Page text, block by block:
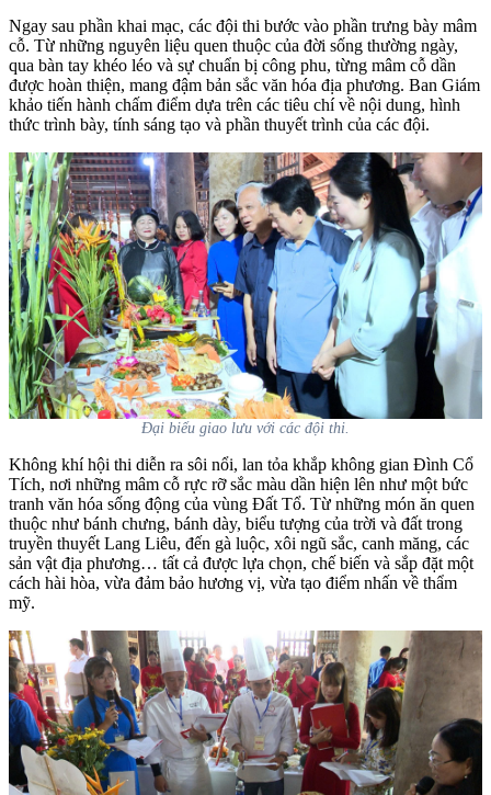
Ngay sau phần khai mạc, các đội thi bước vào phần trưng bày mâm
cỗ. Từ những nguyên liệu quen thuộc của đời sống thường ngày,
qua bàn tay khéo léo và sự chuẩn bị công phu, từng mâm cỗ dần
được hoàn thiện, mang đậm bản sắc văn hóa địa phương. Ban Giám
khảo tiến hành chấm điểm dựa trên các tiêu chí về nội dung, hình
thức trình bày, tính sáng tạo và phần thuyết trình của các đội.
Đại biểu giao lưu với các đội thi.
Không khí hội thi diễn ra sôi nổi, lan tỏa khắp không gian Đình Cổ
Tích, nơi những mâm cỗ rực rỡ sắc màu dần hiện lên như một bức
tranh văn hóa sống động của vùng Đất Tổ. Từ những món ăn quen
thuộc như bánh chưng, bánh dày, biểu tượng của trời và đất trong
truyền thuyết Lang Liêu, đến gà luộc, xôi ngũ sắc, canh măng, các
sản vật địa phương… tất cả được lựa chọn, chế biến và sắp đặt một
cách hài hòa, vừa đảm bảo hương vị, vừa tạo điểm nhấn về thẩm
mỹ.